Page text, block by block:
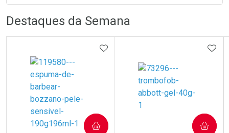
Laboratório
Por Menos
Destaques da Semana
ADICIONAR AOS FAVORITOS
COMPRAR COMPRAR